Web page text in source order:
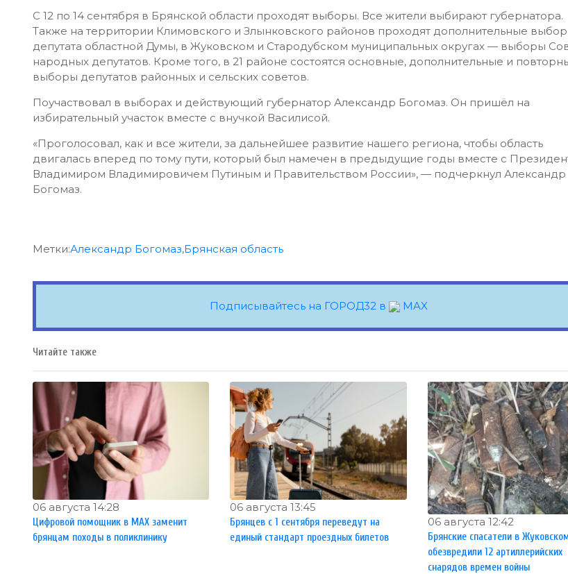
С 12 по 14 сентября в Брянской области проходят выборы. Все жители выбирают губернатора.
Также на территории Климовского и Злынковского районов проходят дополнительные
депутата областной Думы, в Жуковском и Стародубском муниципальных округах — выборы
народных депутатов. Кроме того, в 21 районе состоятся основные, дополнительные и
выборы депутатов районных и сельских советов.
Поучаствовал в выборах и действующий губернатор Александр Богомаз. Он пришёл на
избирательный участок вместе с внучкой Василисой.
«Проголосовал, как и все жители, за дальнейшее развитие нашего региона, чтобы область
двигалась вперед по тому пути, который был намечен в предыдущие годы вместе с
Владимиром Владимировичем Путиным и Правительством России», — подчеркнул Александр
Богомаз.
Метки:Александр Богомаз,Брянская область
Подписывайтесь на ГОРОД32 в MAX
Читайте также
06 августа 14:28
Цифровой помощник в MAX заменит
брянцам походы в поликлинику
06 августа 13:45
Брянцев с 1 сентября переведут на
единый стандарт проездных билетов
06 августа 12:42
Брянские спасатели в
обезвредили 12 артиллерийских
снарядов времен войны